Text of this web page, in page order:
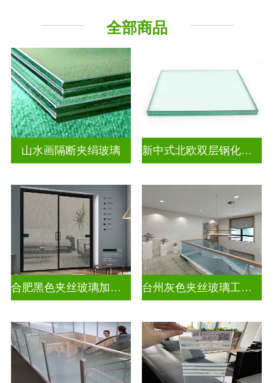
全部商品
山水画隔断夹绢玻璃 新中式北欧双层钢化夹胶
合肥黑色夹丝玻璃加工厂 台州灰色夹丝玻璃工厂招聘